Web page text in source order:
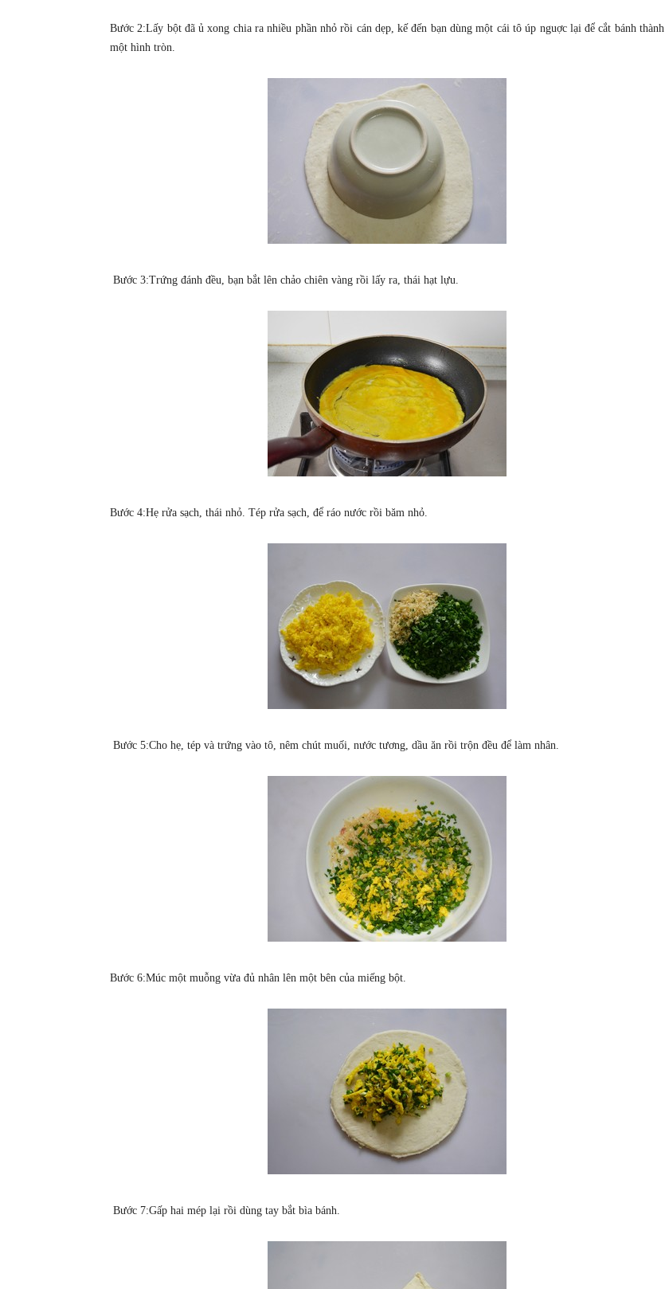
Bước 2:Lấy bột đã ủ xong chia ra nhiều phần nhỏ rồi cán dẹp, kế đến bạn dùng một cái tô úp nguợc lại để cắt bánh thành
một hình tròn.
Bước 3:Trứng đánh đều, bạn bắt lên chảo chiên vàng rồi lấy ra, thái hạt lựu.
Bước 4:Hẹ rửa sạch, thái nhỏ. Tép rửa sạch, để ráo nước rồi băm nhỏ.
Bước 5:Cho hẹ, tép và trứng vào tô, nêm chút muối, nước tương, dầu ăn rồi trộn đều để làm nhân.
Bước 6:Múc một muỗng vừa đủ nhân lên một bên của miếng bột.
Bước 7:Gấp hai mép lại rồi dùng tay bắt bìa bánh.